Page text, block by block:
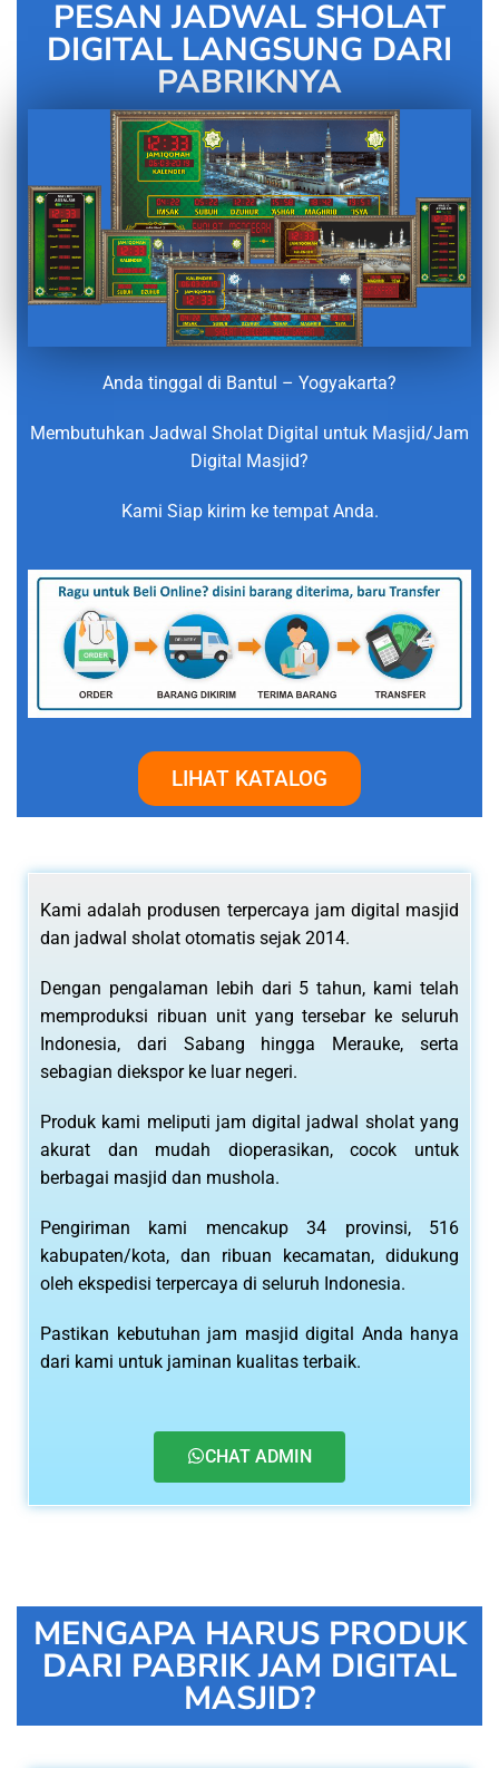
PESAN JADWAL SHOLAT
DIGITAL LANGSUNG DARI
PABRIKNYA
Anda tinggal di Bantul – Yogyakarta?
Membutuhkan Jadwal Sholat Digital untuk Masjid/Jam
Digital Masjid?
Kami Siap kirim ke tempat Anda.
LIHAT KATALOG
Kami adalah produsen terpercaya jam digital masjid
dan jadwal sholat otomatis sejak 2014.
Dengan pengalaman lebih dari 5 tahun, kami telah
memproduksi ribuan unit yang tersebar ke seluruh
Indonesia, dari Sabang hingga Merauke, serta
sebagian diekspor ke luar negeri.
Produk kami meliputi jam digital jadwal sholat yang
akurat dan mudah dioperasikan, cocok untuk
berbagai masjid dan mushola.
Pengiriman kami mencakup 34 provinsi, 516
kabupaten/kota, dan ribuan kecamatan, didukung
oleh ekspedisi terpercaya di seluruh Indonesia.
Pastikan kebutuhan jam masjid digital Anda hanya
dari kami untuk jaminan kualitas terbaik.
CHAT ADMIN
MENGAPA HARUS PRODUK
DARI PABRIK JAM DIGITAL
MASJID?